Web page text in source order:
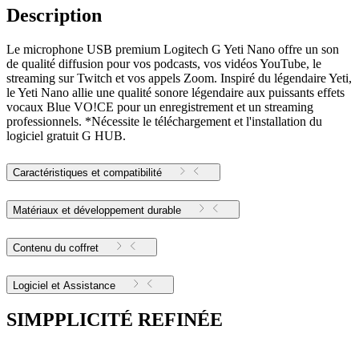
Description
Le microphone USB premium Logitech G Yeti Nano offre un son
de qualité diffusion pour vos podcasts, vos vidéos YouTube, le
streaming sur Twitch et vos appels Zoom. Inspiré du légendaire Yeti,
le Yeti Nano allie une qualité sonore légendaire aux puissants effets
vocaux Blue VO!CE pour un enregistrement et un streaming
professionnels. *Nécessite le téléchargement et l'installation du
logiciel gratuit G HUB.
Caractéristiques et compatibilité
Matériaux et développement durable
Contenu du coffret
Logiciel et Assistance
SIMPPLICITÉ REFINÉE